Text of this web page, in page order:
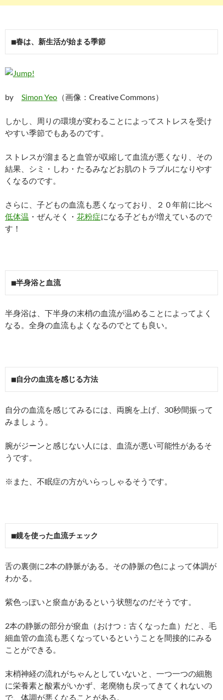
■春は、新生活が始まる季節
by Simon Yeo （画像：Creative Commons）
しかし、周りの環境が変わることによってストレスを受け
やすい季節でもあるのです。
ストレスが溜まると血管が収縮して血流が悪くなり、その
結果、シミ・しわ・たるみなどお肌のトラブルになりやす
くなるのです。
さらに、子どもの血流も悪くなっており、２０年前に比べ
低体温 ・ぜんそく・ 花粉症になる子どもが増えているので
す！
■半身浴と血流
半身浴は、下半身の末梢の血流が温めることによってよく
なる。全身の血流もよくなるのでとても良い。
■自分の血流を感じる方法
自分の血流を感じてみるには、両腕を上げ、30秒間振って
みましょう。
腕がジーンと感じない人には、血流が悪い可能性があるそ
うです。
※また、不眠症の方がいらっしゃるそうです。
■鏡を使った血流チェック
舌の裏側に2本の静脈がある。その静脈の色によって体調が
わかる。
紫色っぽいと瘀血があるという状態なのだそうです。
2本の静脈の部分が瘀血（おけつ：古くなった血）だと、毛
細血管の血流も悪くなっているということを間接的にみる
ことができる。
末梢神経の流れがちゃんとしていないと、一つ一つの細胞
に栄養素と酸素がいかず、老廃物も戻ってきてくれないの
で、体調が悪くなることがある。